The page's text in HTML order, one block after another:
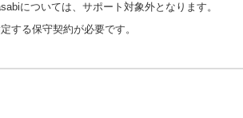
については、サポート対象外となります。
する保守契約が必要です。